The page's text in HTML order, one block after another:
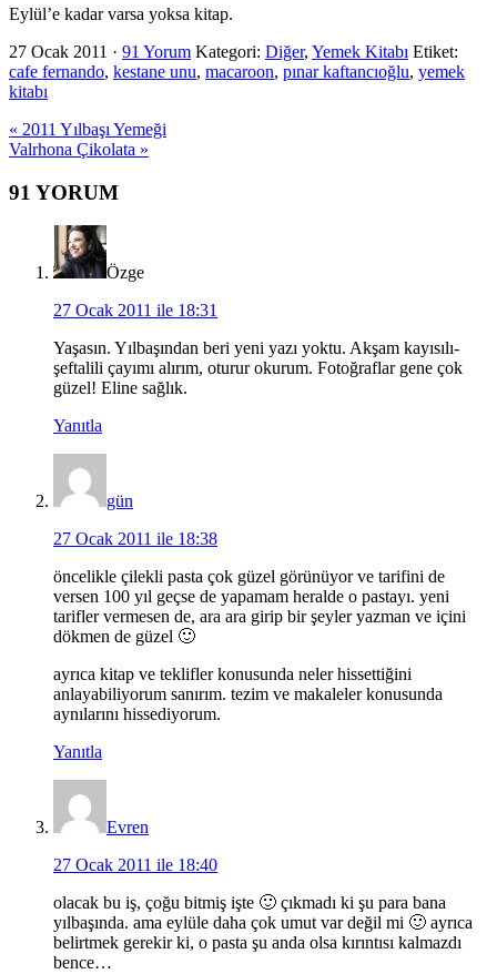
Eylül’e kadar varsa yoksa kitap.
27 Ocak 2011 · 91 Yorum Kategori: Diğer, Yemek Kitabı Etiket:
cafe fernando, kestane unu, macaroon, pınar kaftancıoğlu, yemek
kitabı
Previous
Post:
« 2011 Yılbaşı Yemeği
Next
Valrhona Çikolata »
Etkileşimi
91 YORUM
Özge
27 Ocak 2011 ile 18:31
Yaşasın. Yılbaşından beri yeni yazı yoktu. Akşam kayısılı-
şeftalili çayımı alırım, oturur okurum. Fotoğraflar gene çok
güzel! Eline sağlık.
Yanıtla
gün
27 Ocak 2011 ile 18:38
öncelikle çilekli pasta çok güzel görünüyor ve tarifini de
versen 100 yıl geçse de yapamam heralde o pastayı. yeni
tarifler vermesen de, ara ara girip bir şeyler yazman ve içini
dökmen de güzel 🙂
ayrıca kitap ve teklifler konusunda neler hissettiğini
anlayabiliyorum sanırım. tezim ve makaleler konusunda
aynılarını hissediyorum.
Yanıtla
Evren
27 Ocak 2011 ile 18:40
olacak bu iş, çoğu bitmiş işte 🙂 çıkmadı ki şu para bana
yılbaşında. ama eylüle daha çok umut var değil mi 🙂 ayrıca
belirtmek gerekir ki, o pasta şu anda olsa kırıntısı kalmazdı
bence…